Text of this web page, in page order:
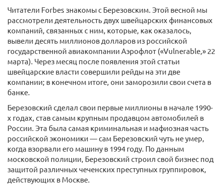
Читатели Forbes знакомы с Березовским. Этой весной мы
рассмотрели деятельность двух швейцарских финансовых
компаний, связанных с ним, которые, как оказалось,
вывели десять миллионов долларов из российской
государственной авиакомпании Аэрофлот («Vulnerable,» 22
марта). Через месяц после появления этой статьи
швейцарские власти совершили рейды на эти две
компании; в конечном итоге, они заморозили свои счета в
банке.
Березовский сделал свои первые миллионы в начале 1990-
х годах, став самым крупным продавцом автомобилей в
России. Эта была самая криминальная и мафиозная часть
российской экономики — сам Березовский чуть не умер,
когда взорвали его машину в 1994 году. По данным
московской полиции, Березовский строил свой бизнес под
защитой различных чеченских преступных группировок,
действующих в Москве.